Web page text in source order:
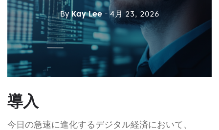
By Kay Lee - 4月 23, 2026
導入
今日の急速に進化するデジタル経済において、